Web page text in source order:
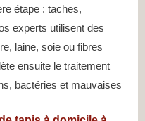
étape : taches,
experts utilisent des
laine, soie ou fibres
ensuite le traitement
bactéries et mauvaises